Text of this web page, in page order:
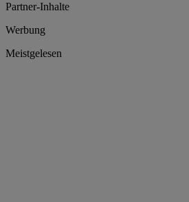
Partner-Inhalte
Werbung
Meistgelesen